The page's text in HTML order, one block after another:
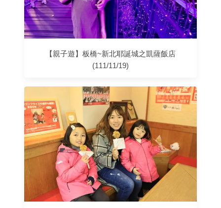
【親子遊】板橋~新北耶誕城之凱薩飯店
(111/11/19)